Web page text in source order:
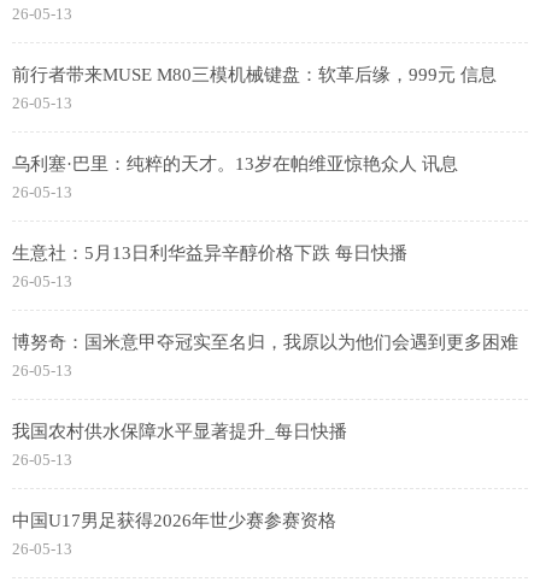
26-05-13
前行者带来MUSE M80三模机械键盘：软革后缘，999元 信息
26-05-13
乌利塞·巴里：纯粹的天才。13岁在帕维亚惊艳众人 讯息
26-05-13
生意社：5月13日利华益异辛醇价格下跌 每日快播
26-05-13
博努奇：国米意甲夺冠实至名归，我原以为他们会遇到更多困难
26-05-13
我国农村供水保障水平显著提升_每日快播
26-05-13
中国U17男足获得2026年世少赛参赛资格
26-05-13